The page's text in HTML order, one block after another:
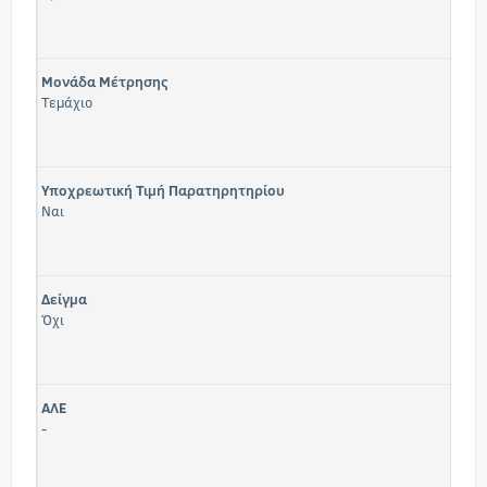
Μονάδα Μέτρησης
Τεμάχιο
Υποχρεωτική Τιμή Παρατηρητηρίου
Ναι
Δείγμα
Όχι
ΑΛΕ
-